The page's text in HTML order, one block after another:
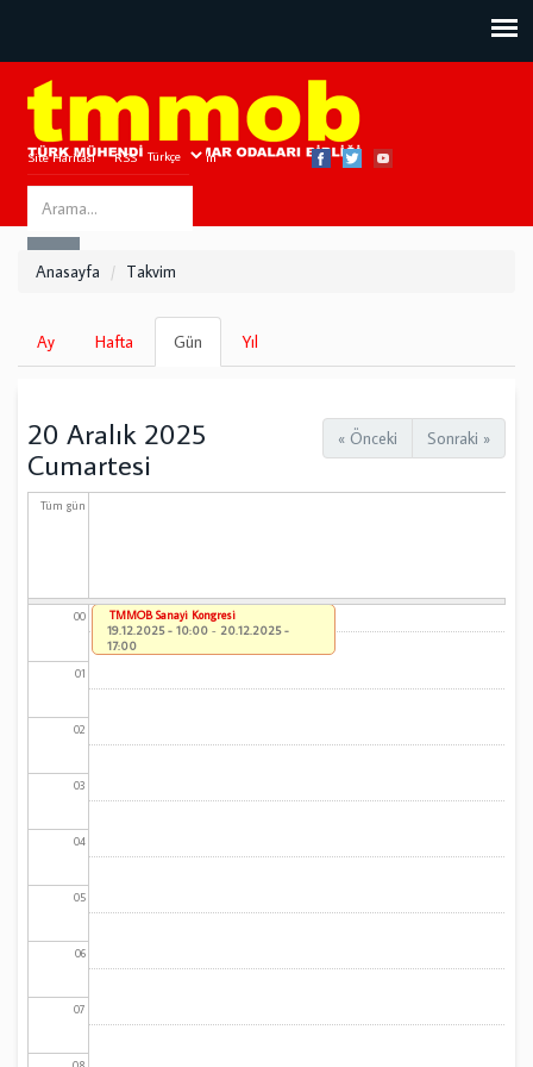
Site Haritası RSS Bize Ulaşın
Search
this
Anasayfa Takvim
Birincil
sekmeler
Ay Hafta Gün
sekme)
Yıl
« Önceki Sonraki »
20 Aralık 2025
Cumartesi
Tüm gün
00
01
02
03
04
05
06
07
TMMOB Sanayi Kongresi
19.12.2025 - 10:00 - 20.12.2025 -
17:00